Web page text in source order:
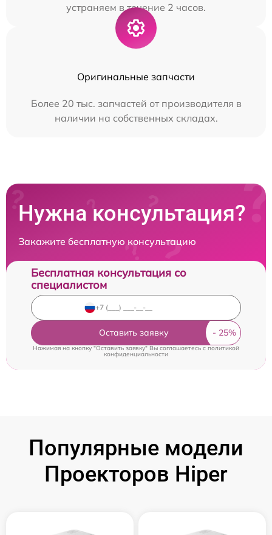
устраняем в течение 2 часов.
Оригинальные запчасти
Более 20 тыс. запчастей от производителя в
наличии на собственных складах.
Нужна консультация?
Закажите бесплатную консультацию
Бесплатная консультация со
специалистом
Оставить заявку
Нажимая на кнопку "Оставить заявку" Вы соглашаетесь cполитикой
конфиденциальности
Популярные модели
Проекторов Hiper